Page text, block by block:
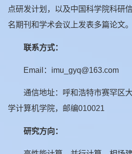
点研发计划，以及中国科学院科研
名期刊和学术会议上发表多篇论文。
联系方式：
Email：imu_gyq@163.com
通信地址：呼和浩特市赛罕区
学计算机学院，邮编010021
研究方向：